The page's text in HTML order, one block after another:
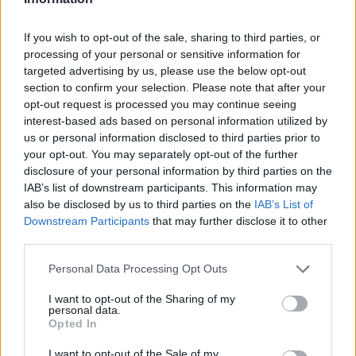
If you wish to opt-out of the sale, sharing to third parties, or
processing of your personal or sensitive information for
targeted advertising by us, please use the below opt-out
section to confirm your selection. Please note that after your
opt-out request is processed you may continue seeing
interest-based ads based on personal information utilized by
us or personal information disclosed to third parties prior to
your opt-out. You may separately opt-out of the further
disclosure of your personal information by third parties on the
IAB’s list of downstream participants. This information may
also be disclosed by us to third parties on the IAB’s List of
Downstream Participants that may further disclose it to other
Please note that this website/app uses one or more Google
not limited to your visit or usage behaviour. You may click to
grant or deny consent to Google and its third-party tags to
use your data for below specified purposes in below Google
consent section.
Personal Data Processing Opt Outs
I want to opt-out of the Sharing of my
personal data.
Opted In
I want to opt-out of the Sale of my
esperado. Ao seguir as etapas descritas neste guia, é
possível tomar uma decisão informada que alinhe os
objetivos financeiros a longo prazo.
A chave para uma decisão bem-sucedida é avaliar
cuidadosamente os fatores mencionados e criar quadros
de comparação que permitam uma análise clara das
diferentes opções. Além disso, é importante considerar a
sensibilidade a jurose atolerância ao riscopara garantir
AUTOR